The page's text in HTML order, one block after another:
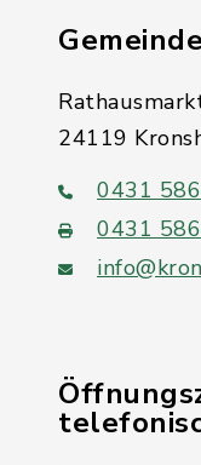
24119
0431
0431